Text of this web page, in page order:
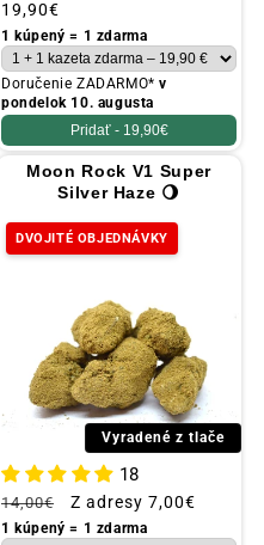
Obvyklá
cena
19,90€
1 kúpený = 1 zdarma
Doručenie ZADARMO*v
pondelok 10. augusta
Pridať - 19,90€
Moon Rock V1 Super
Silver Haze 🌖
DVOJITÉ OBJEDNÁVKY
Vyradené z tlače
18
Obvyklá
cena
14,00€
Propagačná
cena
Z adresy 7,00€
1 kúpený = 1 zdarma